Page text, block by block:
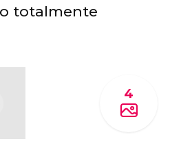
totalmente
4